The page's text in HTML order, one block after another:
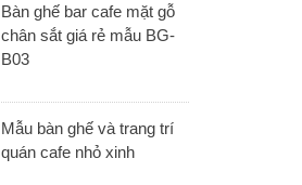
Bàn ghế bar cafe mặt gỗ
chân sắt giá rẻ mẫu BG-
B03
Mẫu bàn ghế và trang trí
quán cafe nhỏ xinh